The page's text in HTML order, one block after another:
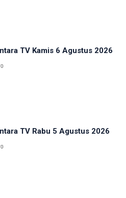
TV Kamis 6 Agustus 2026
TV Rabu 5 Agustus 2026